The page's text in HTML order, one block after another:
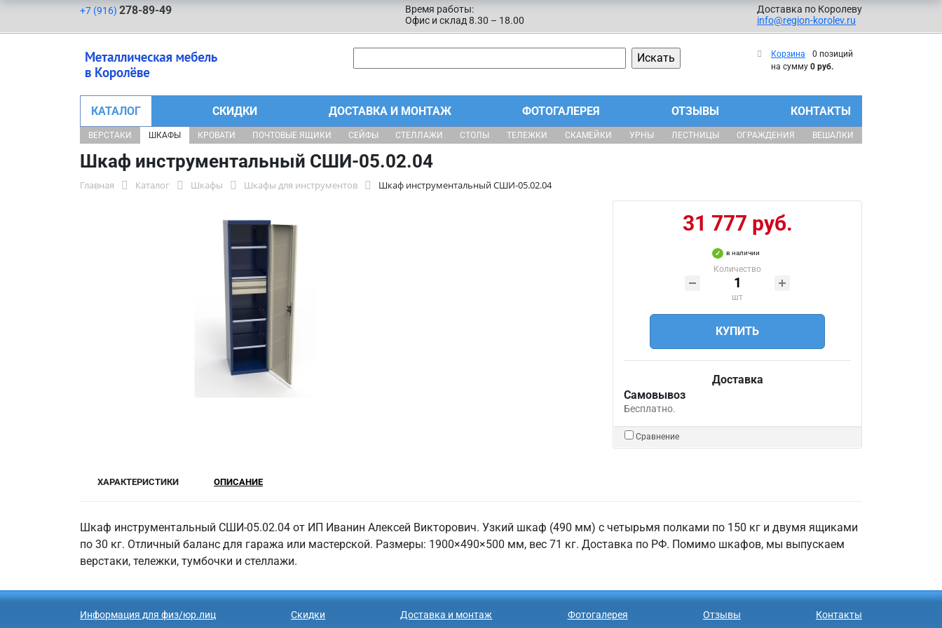
+7 (916) 278-89-49
Время работы:
Офис и склад 8.30 – 18.00
Доставка по Королеву
info@region-korolev.ru
Корзина
0 позиций
на сумму 0 руб.
КАТАЛОГ СКИДКИ ДОСТАВКА И МОНТАЖ ФОТОГАЛЕРЕЯ ОТЗЫВЫ КОНТАКТЫ
ВЕРСТАКИ ШКАФЫ КРОВАТИ ПОЧТОВЫЕ ЯЩИКИ СЕЙФЫ СТЕЛЛАЖИ СТОЛЫ ТЕЛЕЖКИ СКАМЕЙКИ УРНЫ ЛЕСТНИЦЫ ОГРАЖДЕНИЯ ВЕШАЛКИ
Шкаф инструментальный СШИ-05.02.04
Главная Каталог Шкафы Шкафы для инструментов Шкаф инструментальный СШИ-05.02.04
31 777 руб.
в наличии
Количество
шт
КУПИТЬ
Доставка
Самовывоз
Бесплатно.
Сравнение
ХАРАКТЕРИСТИКИ ОПИСАНИЕ
Шкаф инструментальный СШИ-05.02.04 от ИП Иванин Алексей Викторович. Узкий шкаф (490 мм) с четырьмя полками по 150 кг и двумя ящиками
по 30 кг. Отличный баланс для гаража или мастерской. Размеры: 1900×490×500 мм, вес 71 кг. Доставка по РФ. Помимо шкафов, мы выпускаем
верстаки, тележки, тумбочки и стеллажи.
Информация для физ/юр.лиц Скидки Доставка и монтаж Фотогалерея Отзывы Контакты